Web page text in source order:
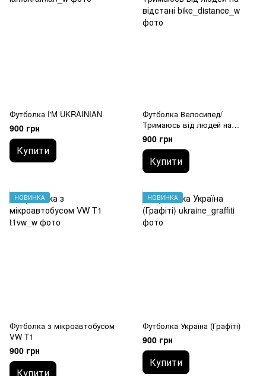
Футболка I'M UKRAINIAN
900 грн
Купити
Футболка Велосипед/
Тримаюсь від людей на
відстані
900 грн
Купити
НОВИНКА
Футболка з мікроавтобусом
VW T1
900 грн
Купити
НОВИНКА
Футболка Україна (Графіті)
900 грн
Купити